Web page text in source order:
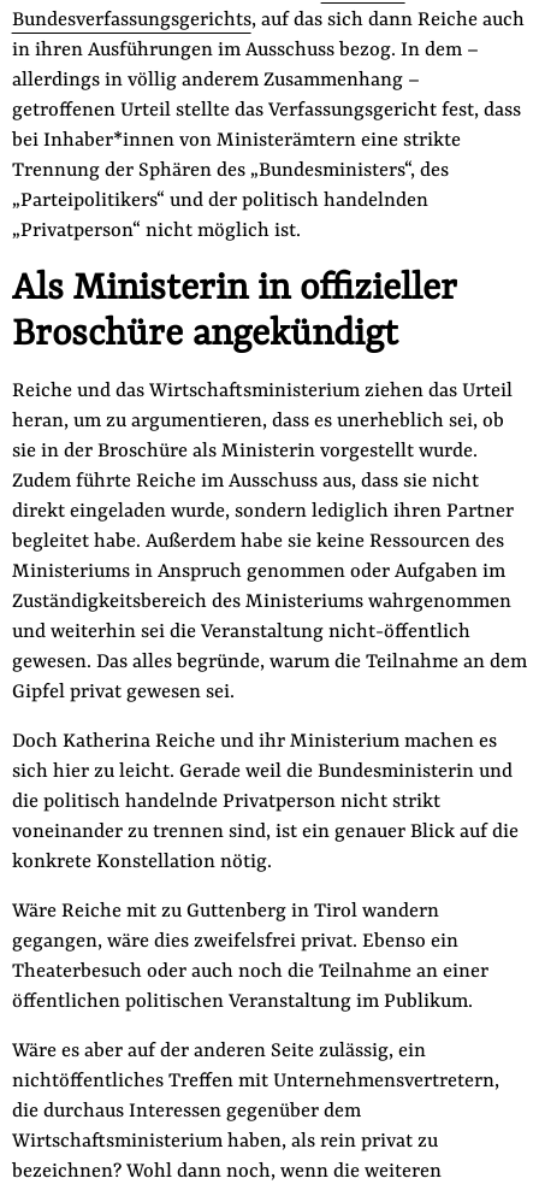
Bundesverfassungsgerichts, auf das sich dann Reiche auch
in ihren Ausführungen im Ausschuss bezog. In dem –
allerdings in völlig anderem Zusammenhang –
getroffenen Urteil stellte das Verfassungsgericht fest, dass
bei Inhaber*innen von Ministerämtern eine strikte
Trennung der Sphären des „Bundesministers“, des
„Parteipolitikers“ und der politisch handelnden
„Privatperson“ nicht möglich ist.
Als Ministerin in offizieller
Broschüre angekündigt
Reiche und das Wirtschaftsministerium ziehen das Urteil
heran, um zu argumentieren, dass es unerheblich sei, ob
sie in der Broschüre als Ministerin vorgestellt wurde.
Zudem führte Reiche im Ausschuss aus, dass sie nicht
direkt eingeladen wurde, sondern lediglich ihren Partner
begleitet habe. Außerdem habe sie keine Ressourcen des
Ministeriums in Anspruch genommen oder Aufgaben im
Zuständigkeitsbereich des Ministeriums wahrgenommen
und weiterhin sei die Veranstaltung nicht-öffentlich
gewesen. Das alles begründe, warum die Teilnahme an dem
Gipfel privat gewesen sei.
Doch Katherina Reiche und ihr Ministerium machen es
sich hier zu leicht. Gerade weil die Bundesministerin und
die politisch handelnde Privatperson nicht strikt
voneinander zu trennen sind, ist ein genauer Blick auf die
konkrete Konstellation nötig.
Wäre Reiche mit zu Guttenberg in Tirol wandern
gegangen, wäre dies zweifelsfrei privat. Ebenso ein
Theaterbesuch oder auch noch die Teilnahme an einer
öffentlichen politischen Veranstaltung im Publikum.
Wäre es aber auf der anderen Seite zulässig, ein
nichtöffentliches Treffen mit Unternehmensvertretern,
die durchaus Interessen gegenüber dem
Wirtschaftsministerium haben, als rein privat zu
bezeichnen? Wohl dann noch, wenn die weiteren